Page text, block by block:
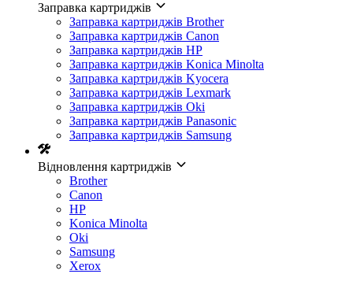
Заправка картриджів
Заправка картриджів Brother
Заправка картриджів Canon
Заправка картриджів HP
Заправка картриджів Konica Minolta
Заправка картриджів Kyocera
Заправка картриджів Lexmark
Заправка картриджів Oki
Заправка картриджів Panasonic
Заправка картриджів Samsung
Відновлення картриджів
Brother
Canon
HP
Konica Minolta
Oki
Samsung
Xerox